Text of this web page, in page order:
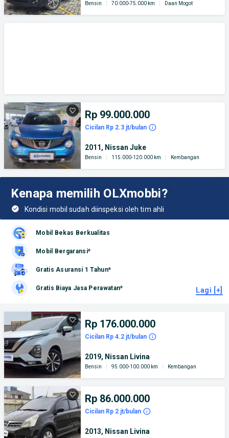
Bensin 70.000-75.000 km Daan Mogot
Rp 99.000.000
Cicilan Rp 2.3 jt/bulan
2011, Nissan Juke
Bensin 115.000-120.000 km Kembangan
Kenapa memilih OLXmobbi?
Kondisi mobil sudah diinspeksi oleh tim ahli
Mobil Bekas Berkualitas
Mobil Bergaransi*
Gratis Asuransi 1 Tahun*
Gratis Biaya Jasa Perawatan* Lagi [+]
Rp 176.000.000
Cicilan Rp 4.2 jt/bulan
2019, Nissan Livina
Bensin 95.000-100.000 km Kembangan
Rp 86.000.000
Cicilan Rp 2 jt/bulan
2013, Nissan Livina